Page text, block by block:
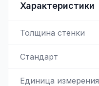
Характеристики
Толщина стенки
Стандарт
Единица измерения